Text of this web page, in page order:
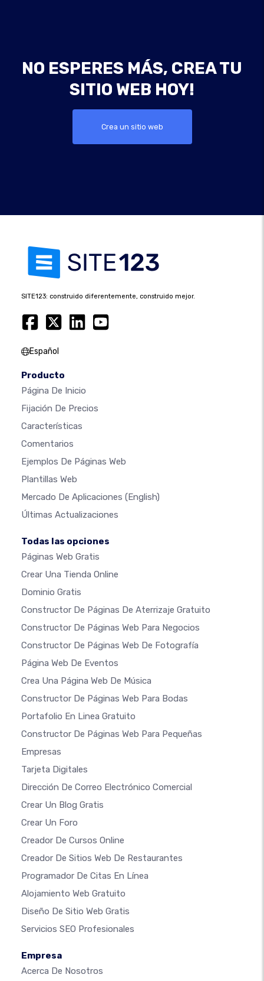
NO ESPERES MÁS, CREA TU
SITIO WEB HOY!
Crea un sitio web
SITE123: construido diferentemente, construido mejor.
Español
Producto
Página De Inicio
Fijación De Precios
Características
Comentarios
Ejemplos De Páginas Web
Plantillas Web
Mercado De Aplicaciones (English)
Últimas Actualizaciones
Todas las opciones
Páginas Web Gratis
Crear Una Tienda Online
Dominio Gratis
Constructor De Páginas De Aterrizaje Gratuito
Constructor De Páginas Web Para Negocios
Constructor De Páginas Web De Fotografía
Página Web De Eventos
Crea Una Página Web De Música
Constructor De Páginas Web Para Bodas
Portafolio En Linea Gratuito
Constructor De Páginas Web Para Pequeñas
Empresas
Tarjeta Digitales
Dirección De Correo Electrónico Comercial
Crear Un Blog Gratis
Crear Un Foro
Creador De Cursos Online
Creador De Sitios Web De Restaurantes
Programador De Citas En Línea
Alojamiento Web Gratuito
Diseño De Sitio Web Gratis
Servicios SEO Profesionales
Empresa
Acerca De Nosotros